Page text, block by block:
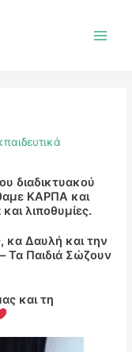
διαδικτυακού
ΚΑΡΠΑ και
λιποθυμίες.
κα Δαυλή και την
Τα Παιδιά Σώζουν
και τη